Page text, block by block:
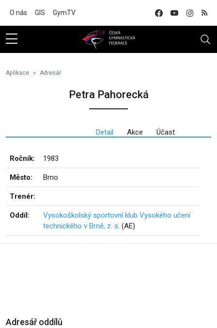
O nás GIS GymTV
Aplikace Adresář
Petra Pahorecká
Detail Akce Účast
Ročník: 1983
Město: Brno
Trenér:
Oddíl:
Vysokoškolský sportovní klub Vysokého učení
technického v Brně, z. s. (AE)
Adresář oddílů